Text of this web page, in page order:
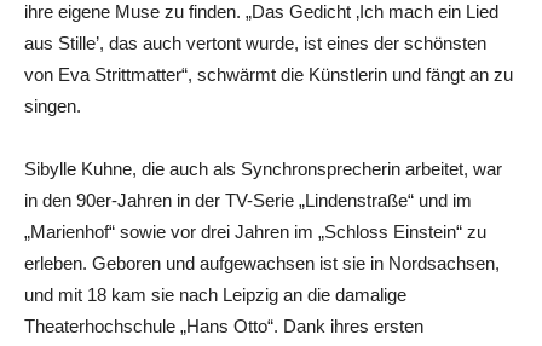
ihre eigene Muse zu finden. „Das Gedicht ‚Ich mach ein Lied
aus Stille’, das auch vertont wurde, ist eines der schönsten
von Eva Strittmatter“, schwärmt die Künstlerin und fängt an zu
singen.
Sibylle Kuhne, die auch als Synchronsprecherin arbeitet, war
in den 90er-Jahren in der TV-Serie „Lindenstraße“ und im
„Marienhof“ sowie vor drei Jahren im „Schloss Einstein“ zu
erleben. Geboren und aufgewachsen ist sie in Nordsachsen,
und mit 18 kam sie nach Leipzig an die damalige
Theaterhochschule „Hans Otto“. Dank ihres ersten